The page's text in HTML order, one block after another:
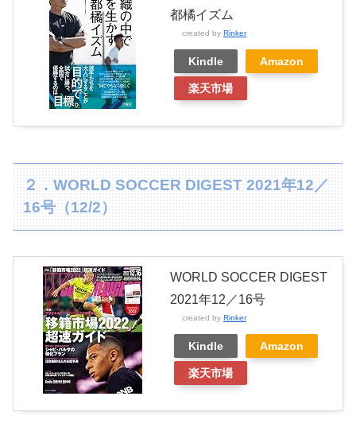
都橘イズム
created by Rinker
Kindle Amazon
楽天市場
２．WORLD SOCCER DIGEST 2021年12／
16号（12/2）
WORLD SOCCER DIGEST
2021年12／16号
created by Rinker
Kindle Amazon
楽天市場